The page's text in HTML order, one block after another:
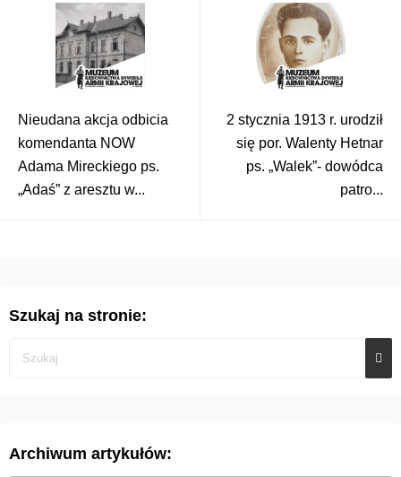
Nieudana akcja odbicia
komendanta NOW
Adama Mireckiego ps.
„Adaś” z aresztu w...
2 stycznia 1913 r. urodził
się por. Walenty Hetnar
ps. „Walek”- dowódca
patro...
Szukaj na stronie:
Archiwum artykułów: